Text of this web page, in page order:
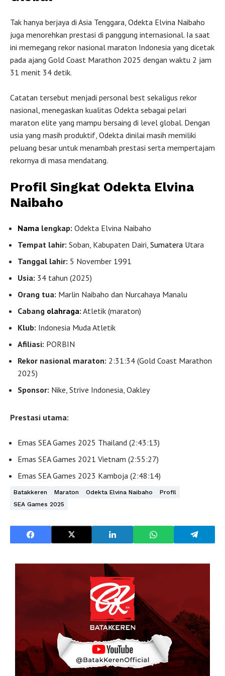
Tak hanya berjaya di Asia Tenggara, Odekta Elvina Naibaho
juga menorehkan prestasi di panggung internasional. Ia saat
ini memegang rekor nasional maraton Indonesia yang dicetak
pada ajang Gold Coast Marathon 2025 dengan waktu 2 jam
31 menit 34 detik.
Catatan tersebut menjadi personal best sekaligus rekor
nasional, menegaskan kualitas Odekta sebagai pelari
maraton elite yang mampu bersaing di level global. Dengan
usia yang masih produktif, Odekta dinilai masih memiliki
peluang besar untuk menambah prestasi serta mempertajam
rekornya di masa mendatang.
Profil Singkat Odekta Elvina
Naibaho
Nama lengkap: Odekta Elvina Naibaho
Tempat lahir: Soban, Kabupaten Dairi, Sumatera Utara
Tanggal lahir: 5 November 1991
Usia: 34 tahun (2025)
Orang tua: Marlin Naibaho dan Nurcahaya Manalu
Cabang olahraga: Atletik (maraton)
Klub: Indonesia Muda Atletik
Afiliasi: PORBIN
Rekor nasional maraton: 2:31:34 (Gold Coast Marathon
2025)
Sponsor: Nike, Strive Indonesia, Oakley
Prestasi utama:
Emas SEA Games 2025 Thailand (2:43:13)
Emas SEA Games 2021 Vietnam (2:55:27)
Emas SEA Games 2023 Kamboja (2:48:14)
Batakkeren Maraton Odekta Elvina Naibaho
Profil
SEA Games 2025